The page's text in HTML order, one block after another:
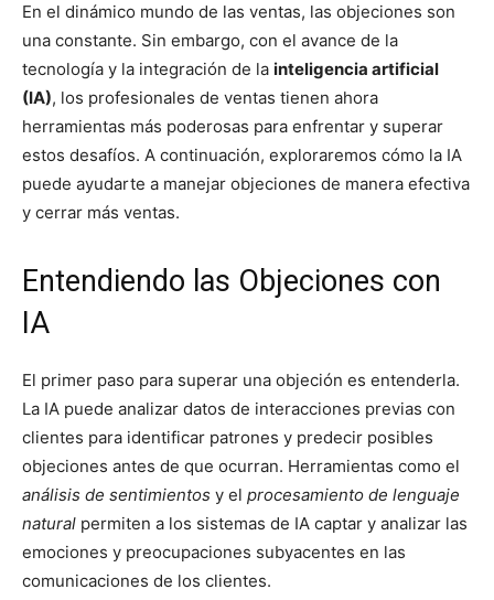
En el dinámico mundo de las ventas, las objeciones son
una constante. Sin embargo, con el avance de la
tecnología y la integración de la inteligencia artificial
(IA), los profesionales de ventas tienen ahora
herramientas más poderosas para enfrentar y superar
estos desafíos. A continuación, exploraremos cómo la IA
puede ayudarte a manejar objeciones de manera efectiva
y cerrar más ventas.
Entendiendo las Objeciones con
IA
El primer paso para superar una objeción es entenderla.
La IA puede analizar datos de interacciones previas con
clientes para identificar patrones y predecir posibles
objeciones antes de que ocurran. Herramientas como el
análisis de sentimientos y el procesamiento de lenguaje
natural permiten a los sistemas de IA captar y analizar las
emociones y preocupaciones subyacentes en las
comunicaciones de los clientes.